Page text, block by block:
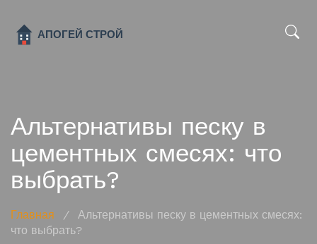
Альтернативы песку в
цементных смесях: что
выбрать?
Главная /
Альтернативы песку в цементных смесях:
что выбрать?